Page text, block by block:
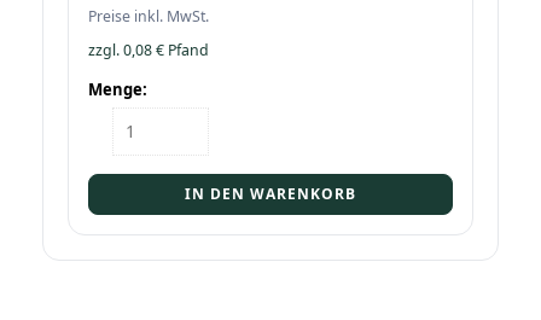
Preise inkl. MwSt.
zzgl.0,08€ Pfand
Menge:
Flasche
Büble
BV
Menge
IN DEN WARENKORB